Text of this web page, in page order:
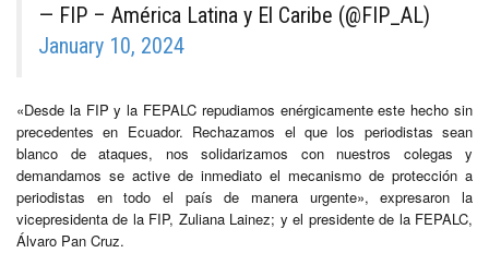
— FIP – América Latina y El Caribe (@FIP_AL)
January 10, 2024
«Desde la FIP y la FEPALC repudiamos enérgicamente este hecho sin
precedentes en Ecuador. Rechazamos el que los periodistas sean
blanco de ataques, nos solidarizamos con nuestros colegas y
demandamos se active de inmediato el mecanismo de protección a
periodistas en todo el país de manera urgente», expresaron la
vicepresidenta de la FIP, Zuliana Lainez; y el presidente de la FEPALC,
Álvaro Pan Cruz.